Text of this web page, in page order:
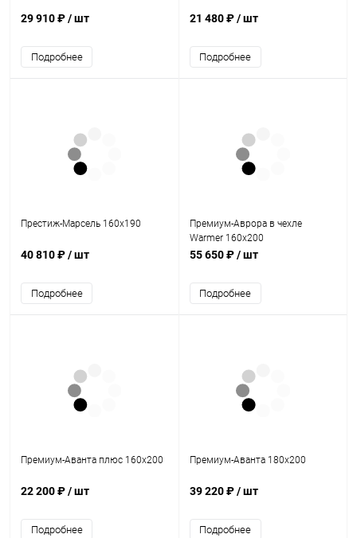
29 910 ₽/ шт
Подробнее
21 480 ₽/ шт
Подробнее
Престиж-Марсель 160х190
40 810 ₽/ шт
Подробнее
Премиум-Аврора в чехле
Warmer 160х200
55 650 ₽/ шт
Подробнее
Премиум-Аванта плюс 160х200
22 200 ₽/ шт
Подробнее
Премиум-Аванта 180х200
39 220 ₽/ шт
Подробнее